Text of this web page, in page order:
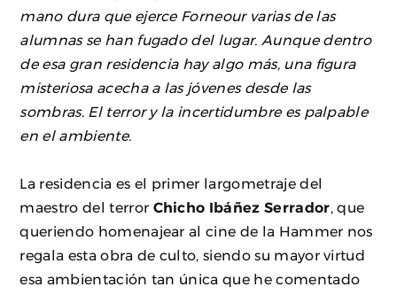
mano dura que ejerce Forneour varias de las
alumnas se han fugado del lugar. Aunque dentro
de esa gran residencia hay algo más, una figura
misteriosa acecha a las jóvenes desde las
sombras. El terror y la incertidumbre es palpable
en el ambiente.
La residencia es el primer largometraje del
maestro del terror Chicho Ibáñez Serrador , que
queriendo homenajear al cine de la Hammer nos
regala esta obra de culto, siendo su mayor virtud
esa ambientación tan única que he comentado